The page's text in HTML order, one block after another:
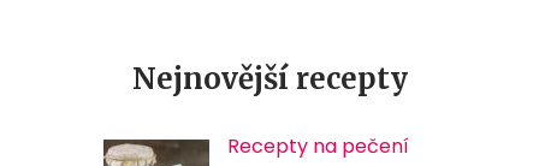
Nejnovější recepty
Recepty na pečení